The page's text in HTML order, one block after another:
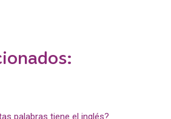
palabras tiene el inglés?